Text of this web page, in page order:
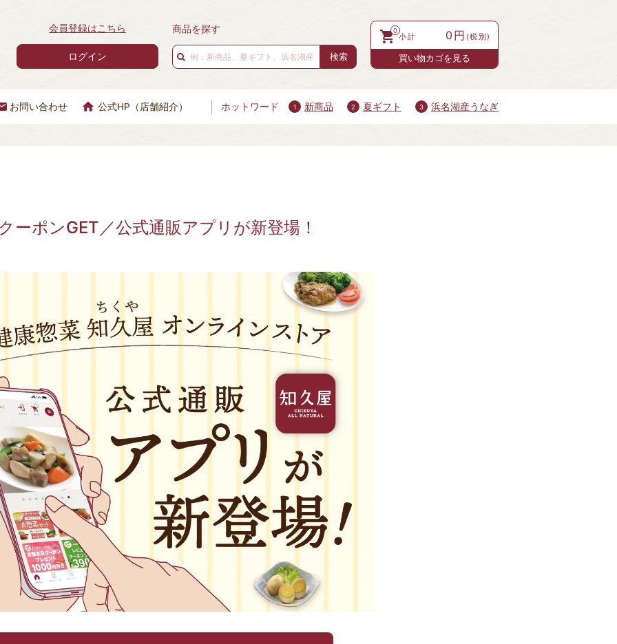
会員登録はこちら
ログイン
商品を探す 0 0円
買い物カゴを見る
お問い合わせ 公式HP（店舗紹介） ホットワード 新商品 夏ギフト 浜名湖産うなぎ
ーポンGET／公式通販アプリが新登場！